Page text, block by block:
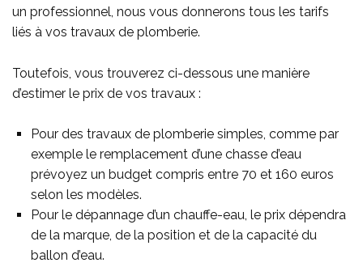
un professionnel, nous vous donnerons tous les tarifs
liés à vos travaux de plomberie.
Toutefois, vous trouverez ci-dessous une manière
d’estimer le prix de vos travaux :
Pour des travaux de plomberie simples, comme par
exemple le remplacement d’une chasse d’eau
prévoyez un budget compris entre 70 et 160 euros
selon les modèles.
Pour le dépannage d’un chauffe-eau, le prix dépendra
de la marque, de la position et de la capacité du
ballon d’eau.